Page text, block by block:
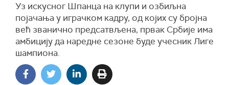
Уз искусног Шпанца на клупи и озбиљна
појачања у играчком кадру, од којих су бројна
већ званично предсатвљена, првак Србије има
амбицију да наредне сезоне буде учесник Лиге
шампиона.